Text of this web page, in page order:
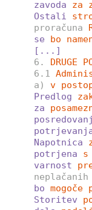
zavoda
za
Ostali
proračuna
se
bo
[...]
6.
DRUGE
6.1
a)
v
Predlog
za
Napotnica
potrjena
s
varnost
neplačanih
bo
Storitev